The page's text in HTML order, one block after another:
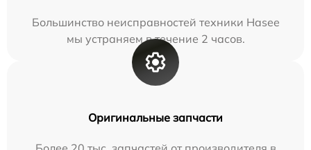
Большинство неисправностей техники Hasee
мы устраняем в течение 2 часов.
Оригинальные запчасти